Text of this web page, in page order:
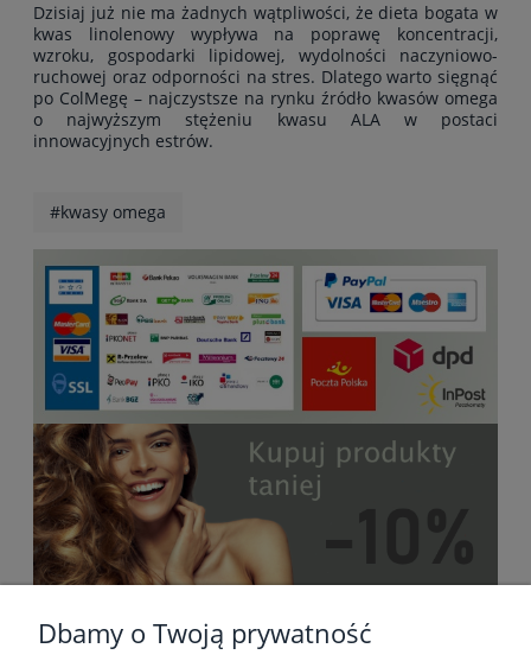
Dzisiaj już nie ma żadnych wątpliwości, że dieta bogata w
kwas linolenowy wypływa na poprawę koncentracji,
wzroku, gospodarki lipidowej, wydolności naczyniowo-
ruchowej oraz odporności na stres. Dlatego warto sięgnąć
po ColMegę – najczystsze na rynku źródło kwasów omega
o najwyższym stężeniu kwasu ALA w postaci
innowacyjnych estrów.
#kwasy omega
Dbamy o Twoją prywatność